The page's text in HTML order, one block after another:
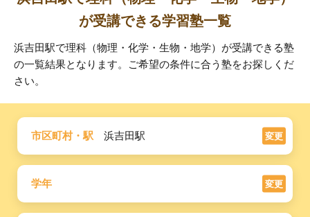
が受講できる学習塾一覧
浜吉田駅で理科（物理・化学・生物・地学）が受講できる塾
の一覧結果となります。ご希望の条件に合う塾をお探しくだ
さい。
市区町村・駅 浜吉田駅 変更
学年 変更